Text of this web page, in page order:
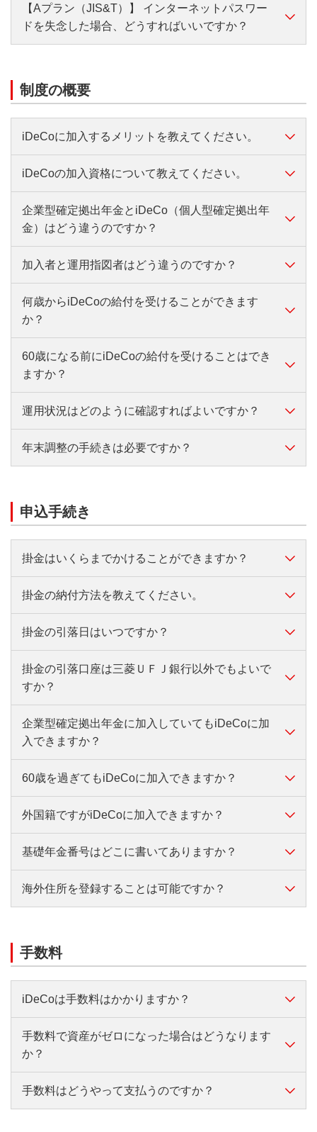
が必要となります。
加入者口座番号やインターネットパスワードは、ご加
入時にJIS&T（日本インベスター・ソリューション・
アンド・テクノロジー株式会社）から届く書類に記載
【加入者口座番号】
・『口座開設のお知らせ』
・『お取引状況のお知らせ』 など
【インターネットパスワード】
【Aプラン（JIS&T）】 インターネットパスワー
ドを失念した場合、どうすればいいですか？
ド・テクノロジー株式会社）のサイトで、インターネ
ットパスワードの再設定／再発行ができます。
【メールアドレスを登録されている方】
・インターネットパスワードの再設定が可能です。
【メールアドレスを登録されていない方】
・パスワードの再発行（郵送）となり、お手元に届く
までに約1週間かかります。
JIS&Tサイトはこちら
制度の概要
iDeCoに加入するメリットを教えてください。
iDeCoには、①掛金が所得控除になる、②運用益が非
課税、③受取時も税制優遇がある、といったメリット
があります。老後資金を計画的に準備したい方に適し
た制度です。
詳しくはこちら
iDeCoの加入資格について教えてください。
国民年金の被保険者であれば、原則としてiDeCoに加
入できます。就労状況等により加入可否や拠出できる
掛金の上限が異なります。
詳しくはこちら
企業型確定拠出年金とiDeCo（個人型確定拠出年
金）はどう違うのですか？
企業型確定拠出年金とiDeCoの主な違いは、掛金の負
担者、拠出限度額です。
企業型確定拠出年金は、企業が掛金を拠出し、従業員
が運用する制度であり、掛金の負担者は企業です（規
約により、加入者である従業員が自身で掛金に上乗せ
で拠出することも可能です）。一方、iDeCoは加入者
自身で掛金を拠出します。
加入者と運用指図者はどう違うのですか？
iDeCoの加入者とは、掛金を自ら拠出する人をいいま
す。加入資格を有しなければ加入者になれませんが、
加入資格を有しても必ずしも加入者になる必要はあり
ません。
運用指図者とは、掛金を拠出せず今までの年金資産の
運用指図のみを行う人をいいます（年金受給者は運用
指図者に含まれます）
なお、途中で加入者から運用指図者へ変更することも
可能です。運用指図者も加入者の資格を満たしていれ
ば加入者へ変更することは可能です。
何歳からiDeCoの給付を受けることができます
か？
iDeCoの老齢給付金は、原則として60歳から受け取れ
ます。
ただし、確定拠出年金の『通算加入者等期間』が10年
に満たない場合は、受給開始年齢が61歳以降に繰り下
がります。
10年以上 満60歳
8年以上10年未満 満61歳
6年以上8年未満
1ヵ月以上2年未満
通算加入者等期間とは、確定拠出年金において受給資
格を得るために必要な期間であり、次に掲げる①②③
を合算した期間のうち、60歳になるまでの期間をいい
ます。
①企業型DCの加入者期間および運用指図者期間
②iDeCoの加入者期間および運用指図者期間
③他の退職金・年金制度から資産の移換を受けた場
合、制度移換時に算入された期間
※期間が重複する場合はいずれかの期間のみを通算し
ます。
60歳になる前にiDeCoの給付を受けることはでき
ますか？
原則として、60歳になる前に老齢給付金を受け取るこ
とはできません。
（60歳以降でも、掛金を拠出している間は受け取りで
きません。）
す。
運用状況はどのように確認すればよいですか？
運用状況は、加入者専用Webやアプリから確認できま
す。
年末調整の手続きは必要ですか？
たは確定申告が必要です。「小規模企業共済等掛金払
込証明書」を提出する必要があります。
※掛金を事業主払込（給与天引き）にしている方は、
年末調整や確定申告は不要です。
申込手続き
掛金はいくらまでかけることができますか？
掛金の拠出限度額は、国民年金の被保険者種別や企業
年金の加入状況などにより異なります。
詳しくはこちら
掛金の納付方法を教えてください。
掛金の納付方法は、次のいずれかです。
・毎月同じ金額で納付（毎月定額）
・納付月を指定して納付（指定月のみ／月ごとに金額
を変える）
【口座からの引落し】
第1号・第3号被保険者の方は、ご本人名義の預金口座
から口座振替となります。
（第1号被保険者の方は、国民年金保険料を納付して
いることが前提です）
【第2号被保険者の方】
事業主払込（給与天引き）または個人払込を選択でき
ます。
掛金の引落日はいつですか？
掛金の引落日は毎月26日（休日の場合は翌営業日）で
す。
掛金の引落口座は三菱ＵＦＪ銀行以外でもよいで
すか？
はい。掛金の引落口座は三菱ＵＦＪ銀行以外でも指定
できます。都市銀行・地方銀行・信用金庫・ゆうちょ
銀行などをご利用いただけます。
企業型確定拠出年金に加入していてもiDeCoに加
入できますか？
原則として、企業型確定拠出年金に加入していても
iDeCoに加入できます。
ただし、次の場合は加入できません。
・企業型DCでマッチング拠出を行っている場合
・企業型DCで年単位拠出（任意の月にまとめて拠
出）を行っている場合
60歳を過ぎてもiDeCoに加入できますか？
以下の条件を満たす方は、原則65歳までiDeCoに加入
（掛金の拠出）できます。
・国民年金の第2号被保険者（会社員・公務員等）
・国民年金の任意加入被保険者
※公的年金を繰り上げ受給している場合、iDeCoの老
齢給付金を受給済の場合は加入できません。
外国籍ですがiDeCoに加入できますか？
国民年金の被保険者であれば、原則として外国籍の方
もiDeCoに加入できます。
ただし、iDeCoは原則60歳まで解約できない制度で
す。帰国予定がある場合はご留意ください。
基礎年金番号はどこに書いてありますか？
基礎年金番号は、年金手帳や基礎年金番号通知書に記
載されています。
海外住所を登録することは可能ですか？
知等の郵送物は届きませんので、なるべく日本国内で
郵送物が届くご住所をご記入ください。
手数料
iDeCoは手数料はかかりますか？
はい、手数料がかかります。iDeCoの制度運営に必要
な事務費として、国民年金基金連合会、運営管理機
関、事務委託先金融機関の手数料が発生します。
詳しくはこちら
なお、運営管理機関手数料は金融機関によって異なり
手数料で資産がゼロになった場合はどうなります
か？
手数料や運用の結果により資産がゼロになった場合
は、その時点で制度からの脱退となります。それ以降
手数料はどうやって支払うのですか？